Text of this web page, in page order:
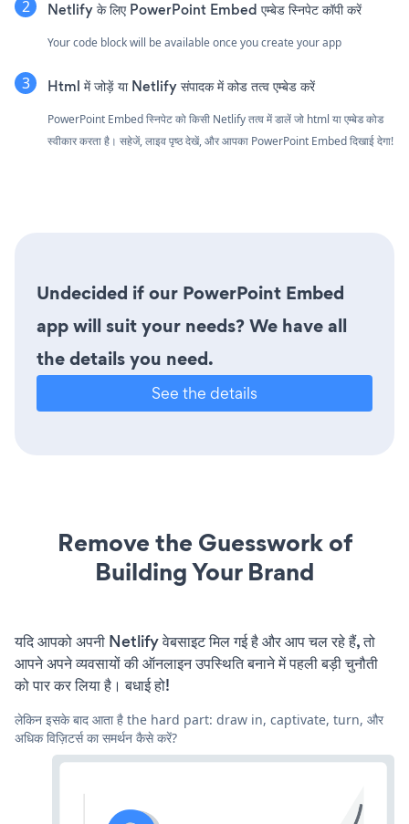
Netlify के लिए PowerPoint Embed एम्बेड स्निपेट कॉपी करें
Your code block will be available once you create your app
Html में जोड़ें या Netlify संपादक में कोड तत्व एम्बेड करें
PowerPoint Embed स्निपेट को किसी Netlify तत्व में डालें जो html या एम्बेड कोड
स्वीकार करता है। सहेजें, लाइव पृष्ठ देखें, और आपका PowerPoint Embed दिखाई देगा!
Undecided if our PowerPoint Embed
app will suit your needs? We have all
the details you need.
See the details
Remove the Guesswork of
Building Your Brand
यदि आपको अपनी Netlify वेबसाइट मिल गई है और आप चल रहे हैं, तो
आपने अपने व्यवसायों की ऑनलाइन उपस्थिति बनाने में पहली बड़ी चुनौती
को पार कर लिया है। बधाई हो!
लेकिन इसके बाद आता है the hard part: draw in, captivate, turn, और
अधिक विज़िटर्स का समर्थन कैसे करें?